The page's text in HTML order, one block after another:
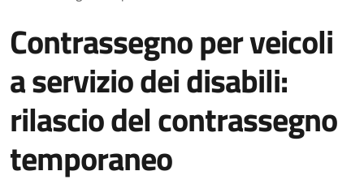
Contrassegno per veicoli
a servizio dei disabili:
rilascio del contrassegno
temporaneo